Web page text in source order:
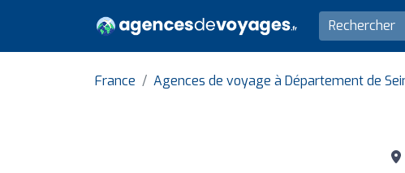
France Agences de voyage à Département de